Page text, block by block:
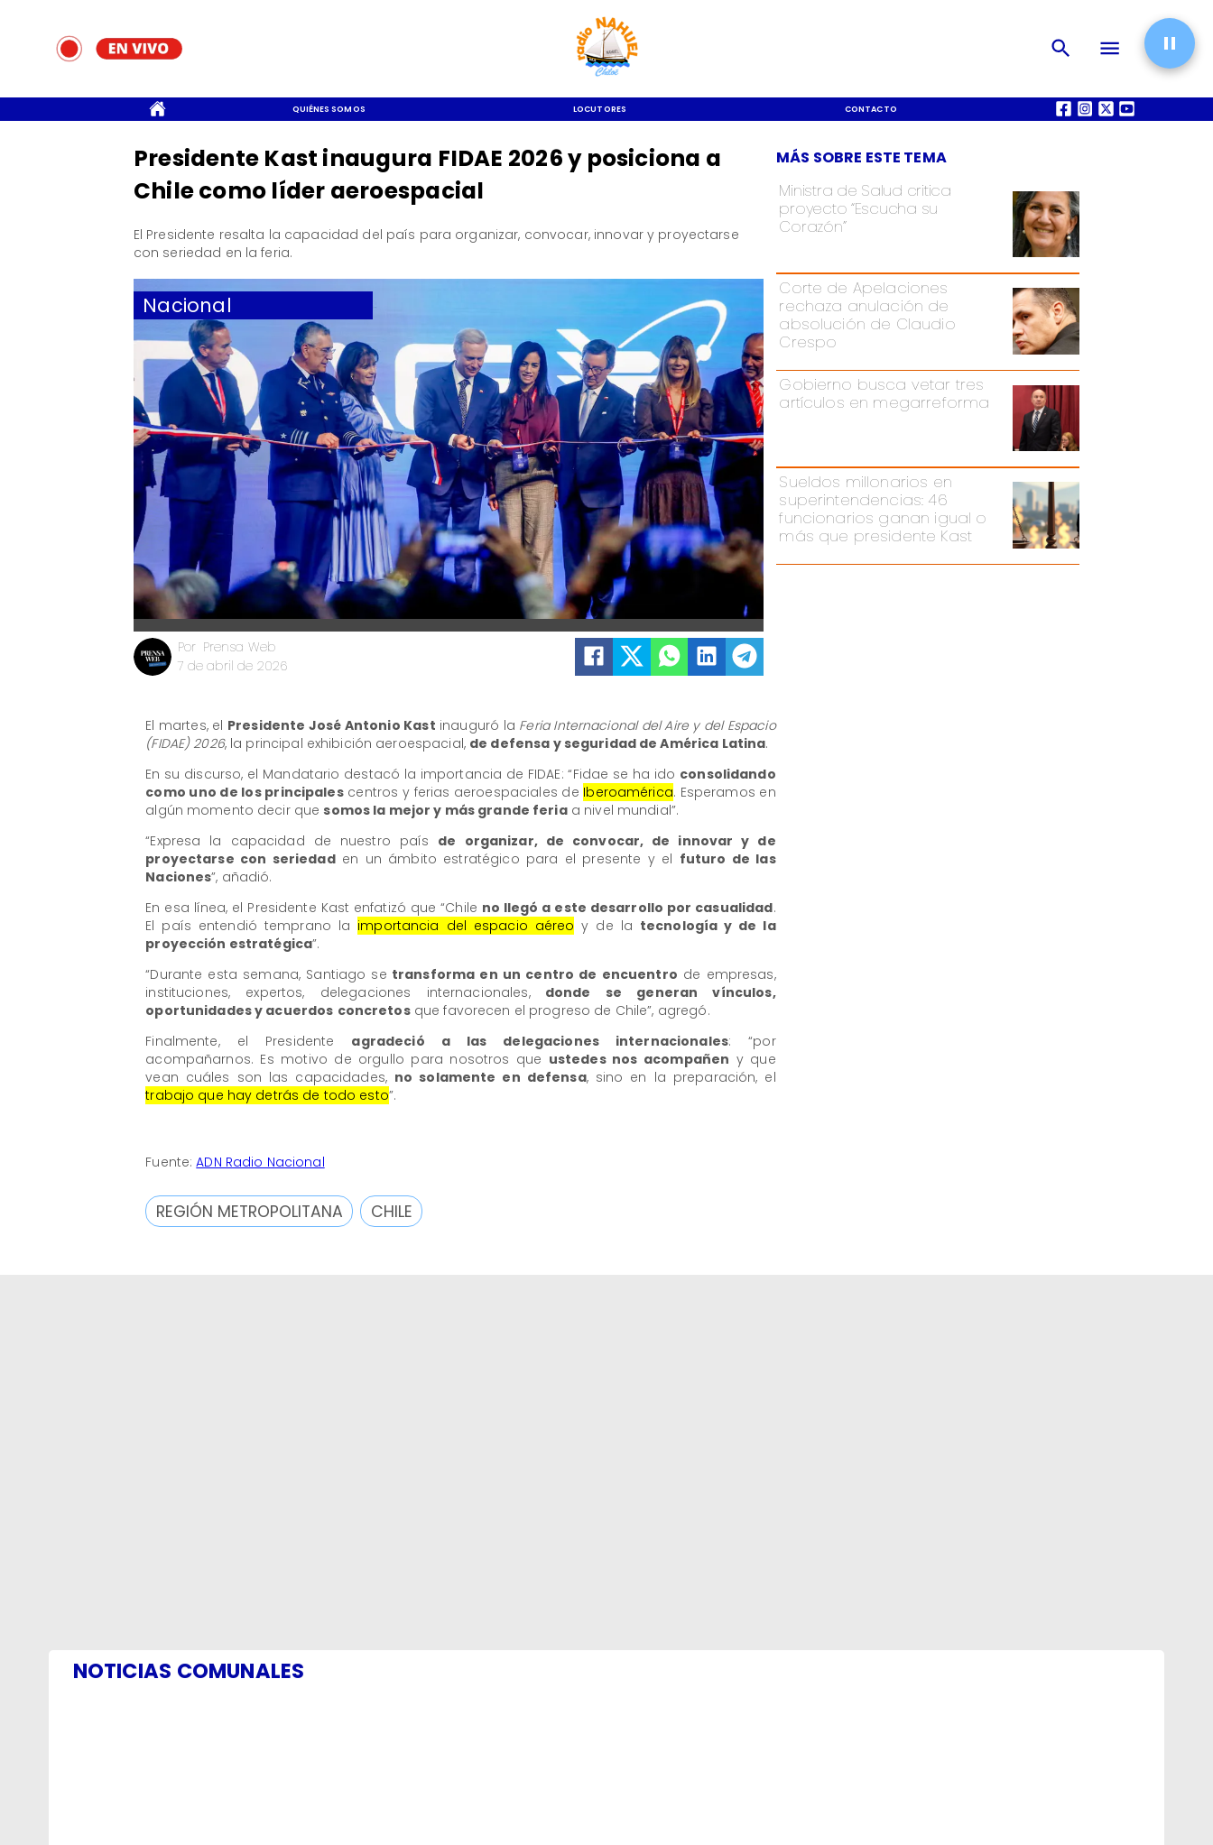
QUIÉNES SOMOS LOCUTORES CONTACTO QUIÉNES SOMOS
Nacional
Prensa Web
Por
7 de abril de 2026
Ministra de Salud critica
proyecto “Escucha su
Corazón”
Corte de Apelaciones
rechaza anulación de
absolución de Claudio
Crespo
Gobierno busca vetar tres
artículos en megarreforma
Sueldos millonarios en
superintendencias: 46
funcionarios ganan igual o
más que presidente Kast
MÁS SOBRE ESTE TEMA
Presidente Kast inaugura FIDAE 2026 y posiciona a
Chile como líder aeroespacial
El Presidente resalta la capacidad del país para organizar, convocar, innovar y proyectarse
con seriedad en la feria.
El martes, el Presidente José Antonio Kast inauguró la Feria Internacional del Aire y del Espacio
(FIDAE) 2026, la principal exhibición aeroespacial, de defensa y seguridad de América Latina.
En su discurso, el Mandatario destacó la importancia de FIDAE: “Fidae se ha ido consolidando
como uno de los principalescentros y ferias aeroespaciales de Iberoamérica. Esperamos en
algún momento decir quesomos la mejor y más grande feriaa nivel mundial”.
“Expresa la capacidad de nuestro país de organizar, de convocar, de innovar y de
proyectarse con seriedaden un ámbito estratégico para el presente y el futuro de las
Naciones”, añadió.
En esa línea, el Presidente Kast enfatizó que “Chile no llegó a este desarrollo por casualidad.
El país entendió temprano la importancia del espacio aéreo y de la tecnología y de la
proyección estratégica”.
“Durante esta semana, Santiago se transforma en un centro de encuentro de empresas,
instituciones, expertos, delegaciones internacionales,donde se generan vínculos,
oportunidades y acuerdos concretosque favorecen el progreso de Chile”, agregó.
Finalmente, el Presidente agradeció a las delegaciones internacionales: “por
acompañarnos. Es motivo de orgullo para nosotros que ustedes nos acompañen y que
vean cuáles son las capacidades, no solamente en defensa, sino en la preparación, el
trabajo que hay detrás de todo esto”.
Fuente:ADN Radio Nacional
REGIÓN METROPOLITANA CHILE
NOTICIAS COMUNALES